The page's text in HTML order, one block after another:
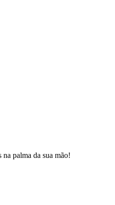
na palma da sua mão!